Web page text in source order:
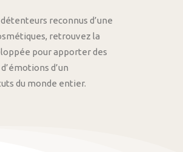
reconnus d’une
retrouvez la
pour apporter des
d’un
du monde entier.